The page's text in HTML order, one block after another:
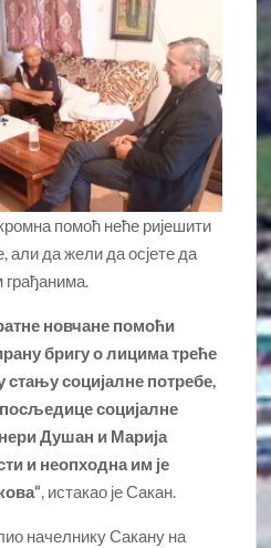
помоћ неће ријешити
али да жели да осјете да
грађанима.
новчане помоћи
бригу о лицима треће
стању социјалне потребе,
социјалне
Душан и Марија
и неопходна им је
, истакао је Сакан.
начелнику Сакану на